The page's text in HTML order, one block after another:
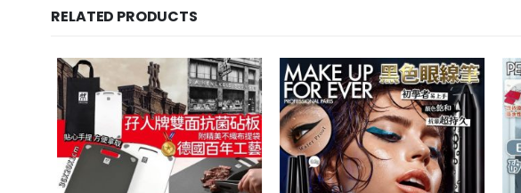
RELATED PRODUCTS